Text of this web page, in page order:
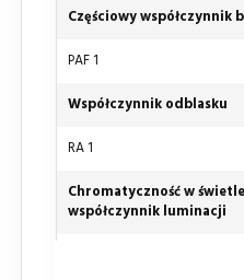
Częściowy współczynnik
PAF 1
Współczynnik odblasku
RA 1
Chromatyczność w
współczynnik luminacji